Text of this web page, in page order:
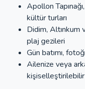
Apollon
kültür turları
Didim, Altınkum
plaj gezileri
Gün batımı,
Ailenize veya